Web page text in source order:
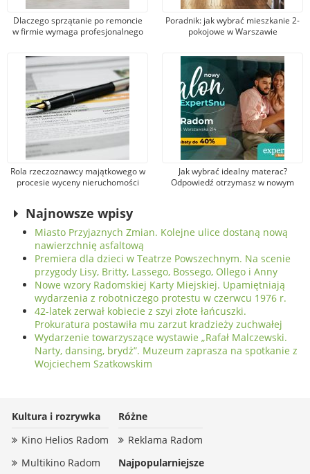
Dlaczego sprzątanie po remoncie
w firmie wymaga profesjonalnego
Poradnik: jak wybrać mieszkanie 2-
pokojowe w Warszawie
Rola rzeczoznawcy majątkowego w
procesie wyceny nieruchomości
Jak wybrać idealny materac?
Odpowiedź otrzymasz w nowym
Najnowsze wpisy
Miasto Przyjaznych Zmian. Kolejne ulice dostaną nową
nawierzchnię asfaltową
Premiera dla dzieci w Teatrze Powszechnym. Na scenie
przygody Lisy, Britty, Lassego, Bossego, Ollego i Anny
Nowe wzory Radomskiej Karty Miejskiej. Upamiętniają
wydarzenia z robotniczego protestu w czerwcu 1976 r.
42-latek zerwał kobiecie z szyi złote łańcuszki.
Prokuratura postawiła mu zarzut kradzieży zuchwałej
Wydarzenie towarzyszące wystawie „Rafał Malczewski.
Narty, dansing, brydż”. Muzeum zaprasza na spotkanie z
Wojciechem Szatkowskim
Kultura i rozrywka
Kino Helios Radom
Multikino Radom
Różne
Reklama Radom
Najpopularniejsze